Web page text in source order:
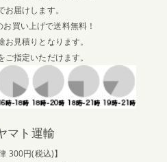
お届けします。
買い上げで送料無料！
見積りとなります。
指定いただけます。
マト運輸
300円(税込)】